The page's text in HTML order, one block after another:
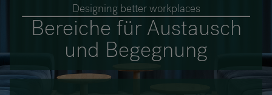
MARKEN
BLOG
SHOP
Designing better workplaces
Bereiche für Austausch
und Begegnung